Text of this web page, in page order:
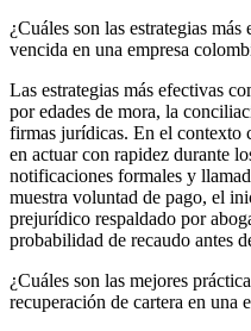
¿Cuáles son las estrategias
vencida en una empresa
Las estrategias más efectivas
por edades de mora, la
firmas jurídicas. En el contexto
en actuar con rapidez durante
notificaciones formales y
muestra voluntad de pago, el
prejurídico respaldado por
probabilidad de recaudo antes
¿Cuáles son las mejores
recuperación de cartera en una